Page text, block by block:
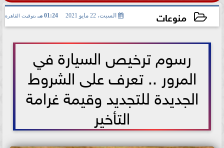
منوعات السبت، 22 مايو 2021 01:24 مـ بتوقيت القاهرة
رسوم ترخيص السيارة في
المرور .. تعرف على الشروط
الجديدة للتجديد وقيمة غرامة
التأخير